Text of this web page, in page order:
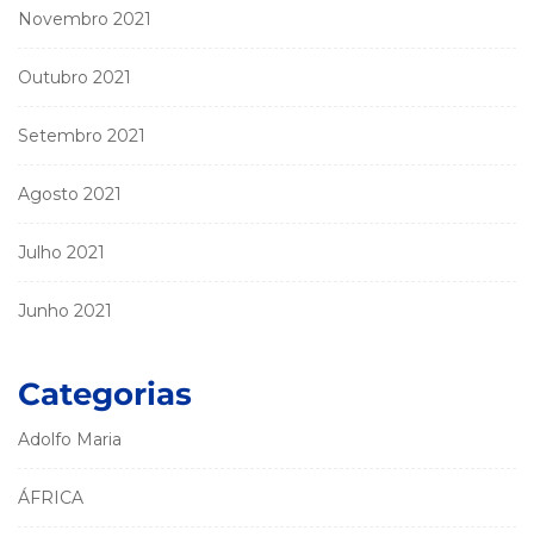
Novembro 2021
Outubro 2021
Setembro 2021
Agosto 2021
Julho 2021
Junho 2021
Categorias
Adolfo Maria
ÁFRICA